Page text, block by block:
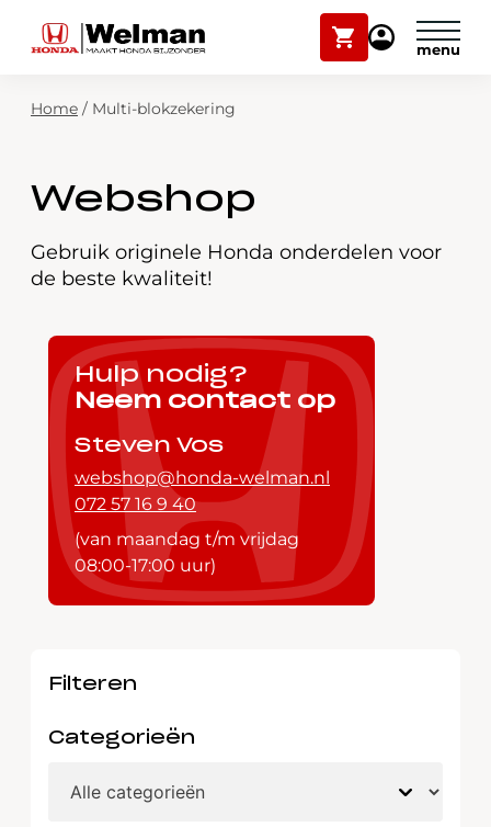
Winkelwagen
Mijn
Modellen
Over ons
Webshop
Contact
Zoekfunctie
Plan onderhoud
Mijn Honda Welman
Home / Multi-blokzekering
Webshop
Gebruik originele Honda onderdelen voor
de beste kwaliteit!
Hulp nodig?
Neem contact op
Steven Vos
webshop@honda-welman.nl
072 57 16 9 40
(van maandag t/m vrijdag
08:00-17:00 uur)
Filteren
Categorieën